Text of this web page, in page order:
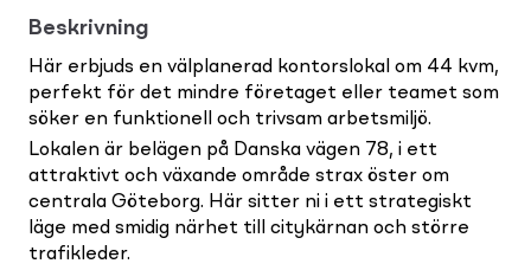
Beskrivning
Här erbjuds en välplanerad kontorslokal om 44 kvm,
perfekt för det mindre företaget eller teamet som
söker en funktionell och trivsam arbetsmiljö.
Lokalen är belägen på Danska vägen 78, i ett
attraktivt och växande område strax öster om
centrala Göteborg. Här sitter ni i ett strategiskt
läge med smidig närhet till citykärnan och större
trafikleder.